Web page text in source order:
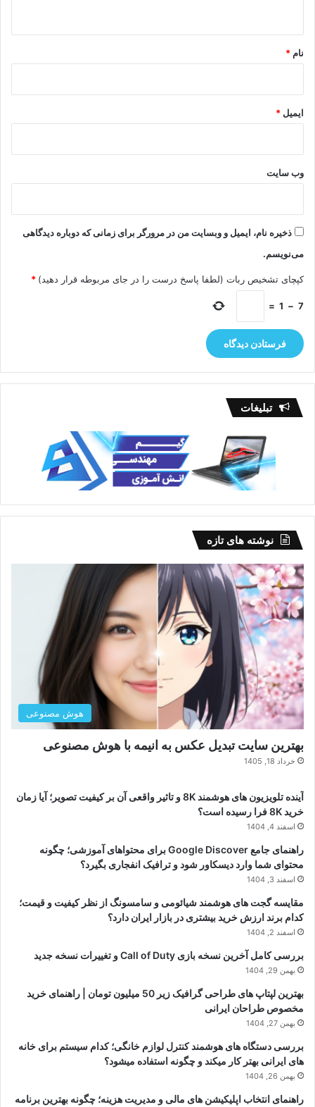
نام *
ایمیل *
وب‌ سایت
ذخیره نام، ایمیل و وبسایت من در مرورگر برای زمانی که دوباره دیدگاهی
می‌نویسم.
کپچای تشخیص ربات (لطفا پاسخ درست را در جای مربوطه قرار دهید) *
7
−
1
=
تبلیغات
نوشته های تازه
هوش مصنوعی
بهترین سایت تبدیل عکس به انیمه با هوش مصنوعی
خرداد 18, 1405
آینده تلویزیون های هوشمند 8K و تاثیر واقعی آن بر کیفیت تصویر؛ آیا زمان
خرید 8K فرا رسیده است؟
اسفند 4, 1404
راهنمای جامع Google Discover برای محتواهای آموزشی؛ چگونه
محتوای شما وارد دیسکاور شود و ترافیک انفجاری بگیرد؟
اسفند 3, 1404
مقایسه گجت های هوشمند شیائومی و سامسونگ از نظر کیفیت و قیمت؛
کدام برند ارزش خرید بیشتری در بازار ایران دارد؟
اسفند 2, 1404
بررسی کامل آخرین نسخه بازی Call of Duty و تغییرات نسخه جدید
بهمن 29, 1404
بهترین لپتاپ های طراحی گرافیک زیر 50 میلیون تومان | راهنمای خرید
مخصوص طراحان ایرانی
بهمن 27, 1404
بررسی دستگاه های هوشمند کنترل لوازم خانگی؛ کدام سیستم برای خانه
های ایرانی بهتر کار میکند و چگونه استفاده میشود؟
بهمن 26, 1404
راهنمای انتخاب اپلیکیشن های مالی و مدیریت هزینه؛ چگونه بهترین برنامه